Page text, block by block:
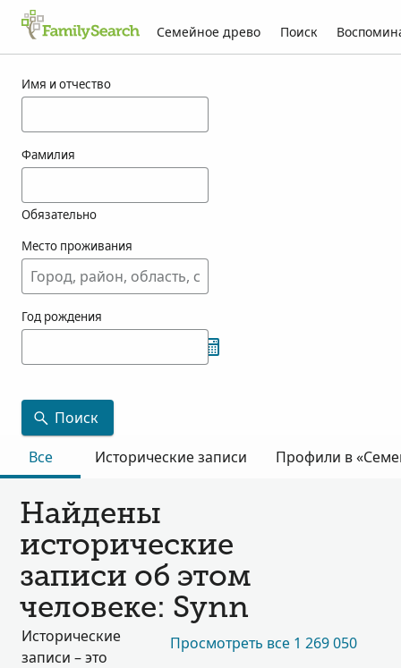
Семейное древо Поиск
Имя и отчество
Фамилия
Обязательно
Место проживания
Год рождения
Поиск
Все
Исторические записи Профили в
Найдены
исторические
записи об этом
человеке: Synn
Исторические
записи – это
Просмотреть все 1 269 050